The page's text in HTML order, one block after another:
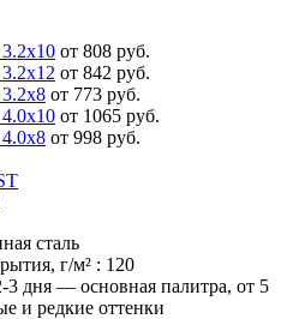
от 808 руб.
от 842 руб.
от 773 руб.
от 1065 руб.
от 998 руб.
сталь
г/м² : 120
3 дня — основная палитра, от 5
и редкие оттенки